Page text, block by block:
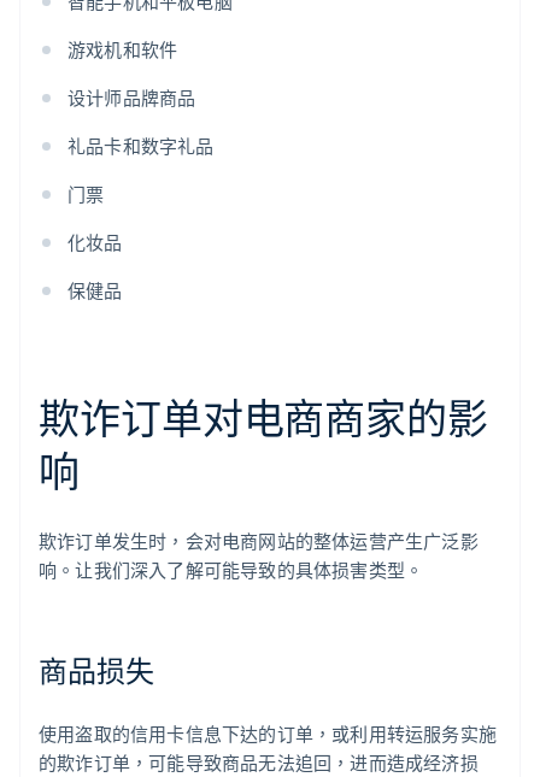
游戏机和软件
设计师品牌商品
礼品卡和数字礼品
门票
化妆品
保健品
欺诈订单对电商商家的影
响
欺诈订单发生时，会对电商网站的整体运营产生广泛影
响。让我们深入了解可能导致的具体损害类型。
商品损失
使用盗取的信用卡信息下达的订单，或利用转运服务实施
的欺诈订单，可能导致商品无法追回，进而造成经济损